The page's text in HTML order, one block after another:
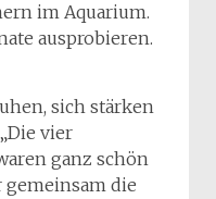
im Aquarium.
ausprobieren.
sich stärken
vier
ganz schön
die